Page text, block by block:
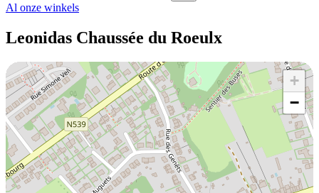
Al onze winkels
Leonidas Chaussée du Roeulx
+
−